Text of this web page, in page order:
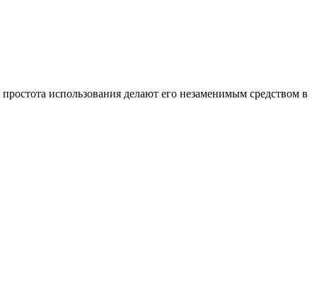
использования делают его незаменимым средством в